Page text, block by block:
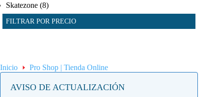
Inicio Pro Shop | Tienda Online
AVISO DE ACTUALIZACIÓN
Skatezone (8)
FILTRAR POR PRECIO